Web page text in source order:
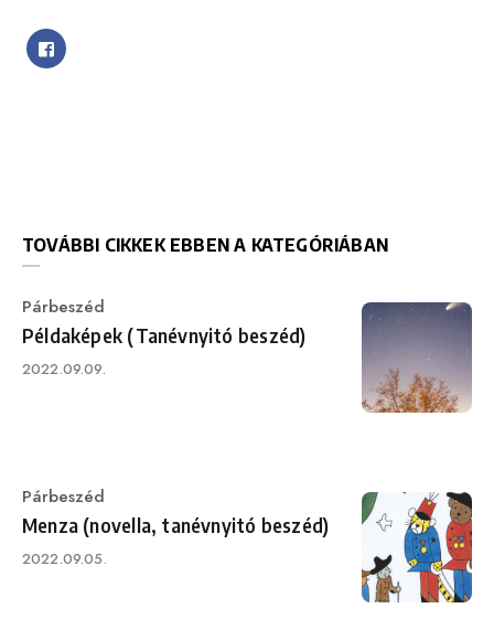
TOVÁBBI CIKKEK EBBEN A KATEGÓRIÁBAN
Category
Párbeszéd
Példaképek (Tanévnyitó beszéd)
Published
2022.09.09.
Category
Párbeszéd
Menza (novella, tanévnyitó beszéd)
Published
2022.09.05.